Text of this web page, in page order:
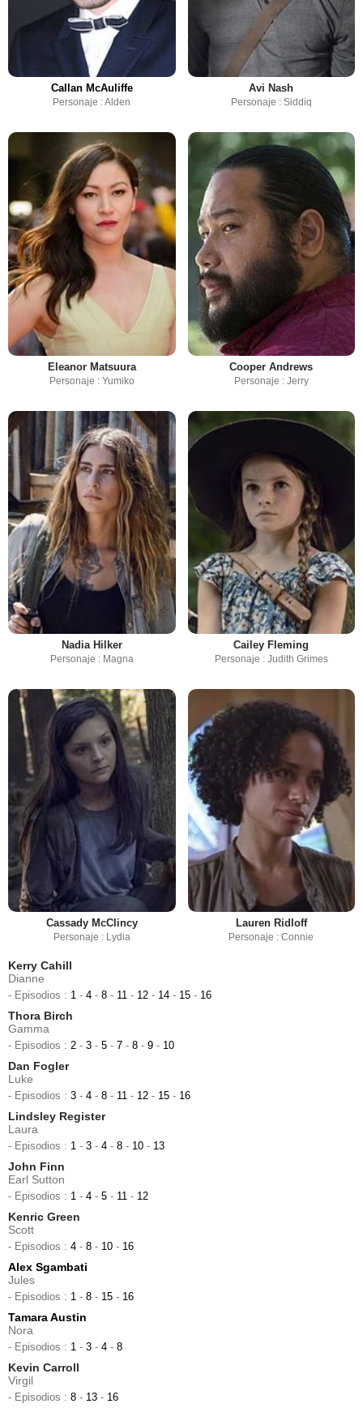
Callan McAuliffe
Personaje : Alden
Avi Nash
Personaje : Siddiq
Eleanor Matsuura
Personaje : Yumiko
Cooper Andrews
Personaje : Jerry
Nadia Hilker
Personaje : Magna
Cailey Fleming
Personaje : Judith Grimes
Cassady McClincy
Personaje : Lydia
Lauren Ridloff
Personaje : Connie
Kerry Cahill
Dianne
- Episodios : 1 - 4 - 8 - 11 - 12 - 14 - 15 - 16
Thora Birch
Gamma
- Episodios : 2 - 3 - 5 - 7 - 8 - 9 - 10
Dan Fogler
Luke
- Episodios : 3 - 4 - 8 - 11 - 12 - 15 - 16
Lindsley Register
Laura
- Episodios : 1 - 3 - 4 - 8 - 10 - 13
John Finn
Earl Sutton
- Episodios : 1 - 4 - 5 - 11 - 12
Kenric Green
Scott
- Episodios : 4 - 8 - 10 - 16
Alex Sgambati
Jules
- Episodios : 1 - 8 - 15 - 16
Tamara Austin
Nora
- Episodios : 1 - 3 - 4 - 8
Kevin Carroll
Virgil
- Episodios : 8 - 13 - 16